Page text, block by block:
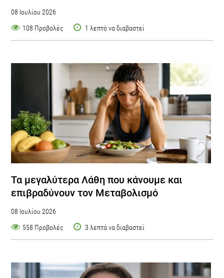
08 Ιουλίου 2026
108 Προβολές
1 λεπτό να διαβαστεί
Τα μεγαλύτερα Λάθη που κάνουμε και
επιβραδύνουν τον Μεταβολισμό
08 Ιουλίου 2026
558 Προβολές
3 λεπτά να διαβαστεί